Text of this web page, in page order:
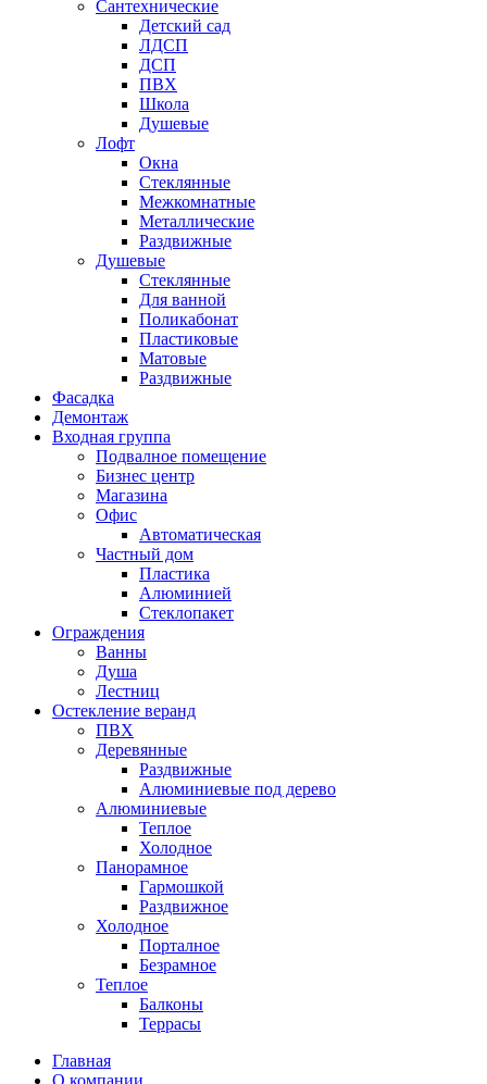
Сантехнические
Детский сад
ЛДСП
ДСП
ПВХ
Школа
Душевые
Лофт
Окна
Стеклянные
Межкомнатные
Металлические
Раздвижные
Душевые
Стеклянные
Для ванной
Поликабонат
Пластиковые
Матовые
Раздвижные
Фасадка
Демонтаж
Входная группа
Подвалное помещение
Бизнес центр
Магазина
Офис
Автоматическая
Частный дом
Пластика
Алюминией
Стеклопакет
Ограждения
Ванны
Душа
Лестниц
Остекление веранд
ПВХ
Деревянные
Раздвижные
Алюминиевые под дерево
Алюминиевые
Теплое
Холодное
Панорамное
Гармошкой
Раздвижное
Холодное
Порталное
Безрамное
Теплое
Балконы
Террасы
Главная
О компании